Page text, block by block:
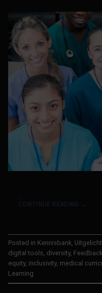
CONTINUE READING →
Posted in Kennisbank Uitgelicht
digital tools diversity,
equity, inclusivity, medical
Learning